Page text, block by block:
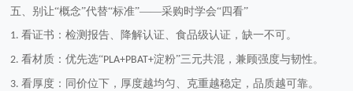
五、别让“概念”代替“标准”——采购时学会“四看”
1.看证书：检测报告、降解认证、食品级认证，缺一不可。
2.看材质：优先选“PLA+PBAT+淀粉”三元共混，兼顾强度与韧性。
3.看厚度：同价位下，厚度越均匀、克重越稳定，品质越可靠。